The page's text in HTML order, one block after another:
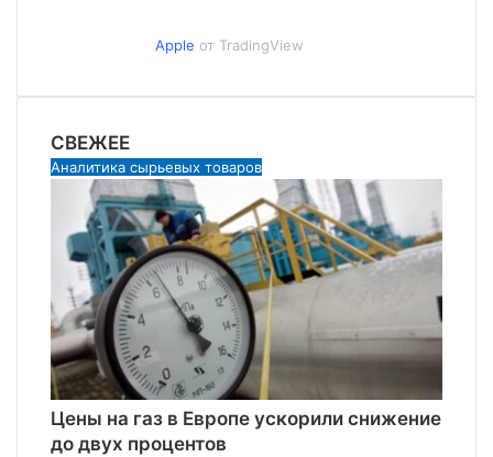
Apple от TradingView
СВЕЖЕЕ
Аналитика сырьевых товаров
Цены на газ в Европе ускорили снижение
до двух процентов